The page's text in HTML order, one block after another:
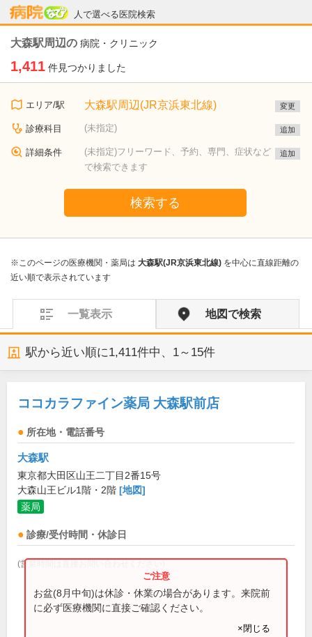
人で選べる医院検索
病院なび
大森駅周辺の 病院・クリニック
1,411 件見つかりました
エリア/駅 大森駅周辺(JR京浜東北線) 変更
診療科目 (未指定) 追加
詳細条件
(未指定)フリーワード、予約、専門、症状など
で検索できます
追加
検索する
※このページの医療機関・薬局は 大森駅(JR京浜東北線) を中心に直線距離の
近い順で表示されています
一覧表示 地図で検索
駅から近い順に1,411件中、 1～15件
ココカラファイン薬局 大森駅前店
所在地・電話番号
大森駅
東京都大田区山王二丁目2番15号
大森山王ビル1階・2階 [地図]
薬局
診療/受付時間・休診日
(営業時間は直接お問い合わせください)
お盆(8月中旬)は休診・休業の場合があります。来院前
に必ず医療機関に直接ご確認ください。
×閉じる